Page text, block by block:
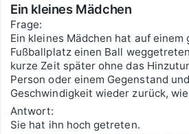
Ein kleines Mädchen
Frage:
Ein kleines Mädchen hat auf einem
Fußballplatz einen Ball
kurze Zeit später ohne das
Person oder einem Gegenstand
Geschwindigkeit wieder zurück,
Antwort:
Sie hat ihn hoch getreten.